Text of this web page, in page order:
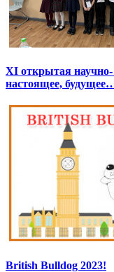
XI открытая
настоящее,
British Bulldog 2023!